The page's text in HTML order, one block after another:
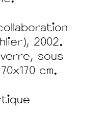
2002.
sous
cm.